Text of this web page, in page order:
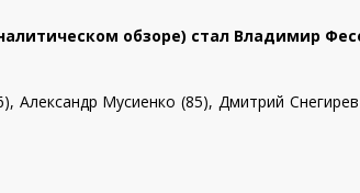
обзоре) стал Владимир
Александр Мусиенко (85), Дмитрий